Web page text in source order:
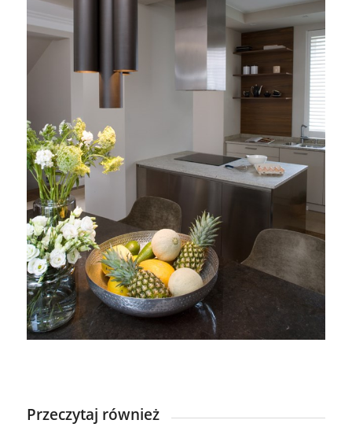
Przeczytaj również